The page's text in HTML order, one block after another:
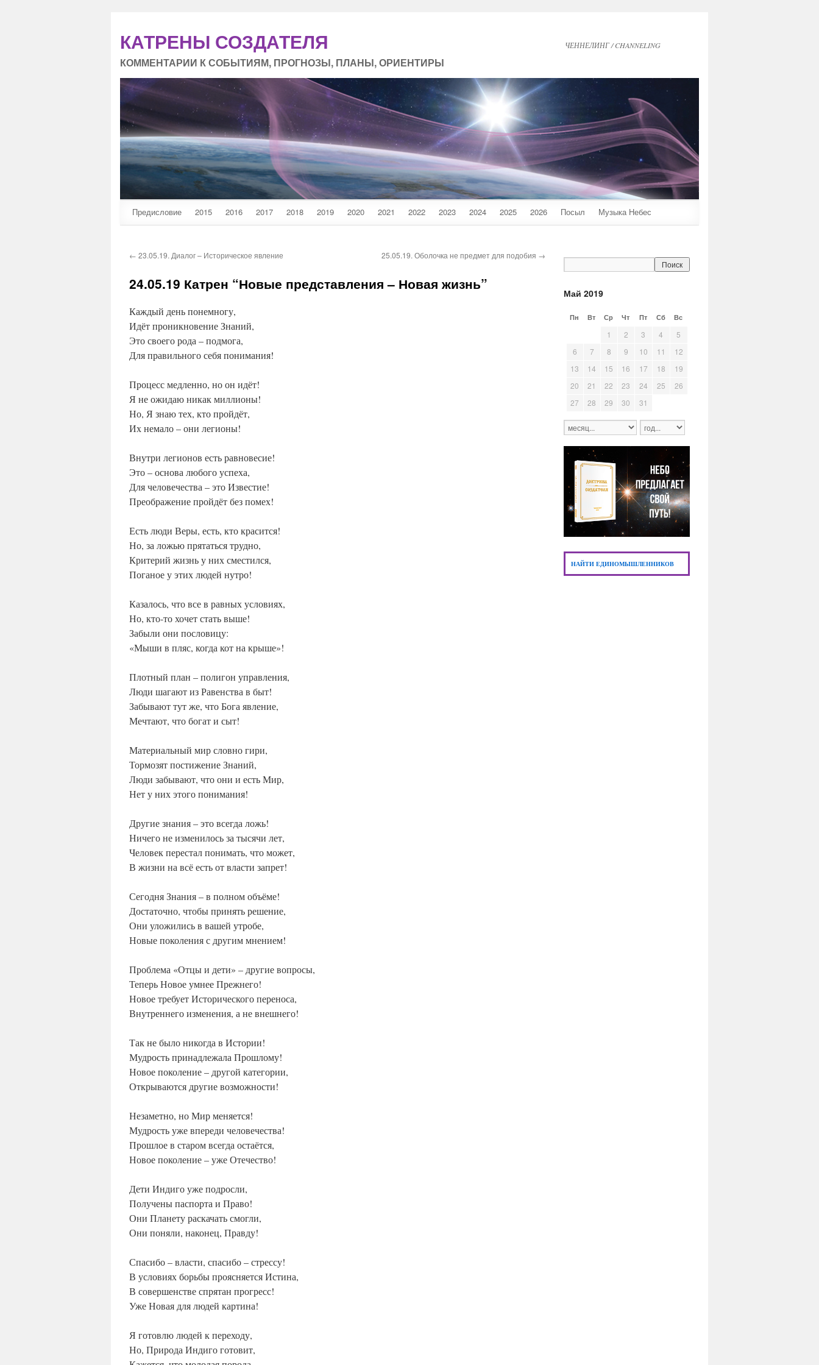
ЧЕННЕЛИНГ / CHANNELING
КАТРЕНЫ СОЗДАТЕЛЯ
КОММЕНТАРИИ К СОБЫТИЯМ, ПРОГНОЗЫ, ПЛАНЫ, ОРИЕНТИРЫ
Предисловие 2015 2016 2017 2018 2019 2020 2021 2022 2023 2024 2025 2026 Посыл Музыка Небес
Май 2019
Пн Вт Ср Чт Пт Сб Вс
1 2 3 4
5
6
7 8 9 10 11
12
13
14 15 16 17 18
19
20
21 22 23 24 25
26
27
28 29 30 31
НАЙТИ ЕДИНОМЫШЛЕННИКОВ
← 23.05.19. Диалог – Историческое явление 25.05.19. Оболочка не предмет для подобия →
24.05.19 Катрен “Новые представления – Новая жизнь”
Каждый день понемногу,
Идёт проникновение Знаний,
Это своего рода – подмога,
Для правильного себя понимания!
Процесс медленно, но он идёт!
Я не ожидаю никак миллионы!
Но, Я знаю тех, кто пройдёт,
Их немало – они легионы!
Внутри легионов есть равновесие!
Это – основа любого успеха,
Для человечества – это Известие!
Преображение пройдёт без помех!
Есть люди Веры, есть, кто красится!
Но, за ложью прятаться трудно,
Критерий жизнь у них сместился,
Поганое у этих людей нутро!
Казалось, что все в равных условиях,
Но, кто-то хочет стать выше!
Забыли они пословицу:
«Мыши в пляс, когда кот на крыше»!
Плотный план – полигон управления,
Люди шагают из Равенства в быт!
Забывают тут же, что Бога явление,
Мечтают, что богат и сыт!
Материальный мир словно гири,
Тормозят постижение Знаний,
Люди забывают, что они и есть Мир,
Нет у них этого понимания!
Другие знания – это всегда ложь!
Ничего не изменилось за тысячи лет,
Человек перестал понимать, что может,
В жизни на всё есть от власти запрет!
Сегодня Знания – в полном объёме!
Достаточно, чтобы принять решение,
Они уложились в вашей утробе,
Новые поколения с другим мнением!
Проблема «Отцы и дети» – другие вопросы,
Теперь Новое умнее Прежнего!
Новое требует Исторического переноса,
Внутреннего изменения, а не внешнего!
Так не было никогда в Истории!
Мудрость принадлежала Прошлому!
Новое поколение – другой категории,
Открываются другие возможности!
Незаметно, но Мир меняется!
Мудрость уже впереди человечества!
Прошлое в старом всегда остаётся,
Новое поколение – уже Отечество!
Дети Индиго уже подросли,
Получены паспорта и Право!
Они Планету раскачать смогли,
Они поняли, наконец, Правду!
Спасибо – власти, спасибо – стрессу!
В условиях борьбы проясняется Истина,
В совершенстве спрятан прогресс!
Уже Новая для людей картина!
Я готовлю людей к переходу,
Но, Природа Индиго готовит,